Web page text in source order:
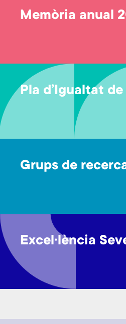
Memòria anual
Pla d’Igualtat
Grups de
Excel·lència